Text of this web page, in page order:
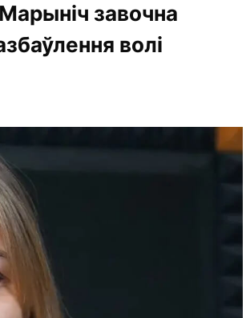
завочна
волі